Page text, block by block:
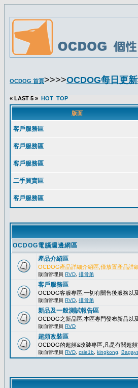
OCDOG 首頁>>>>OCDOG每日更
OCDOG電腦週邊網區
產品介紹區
OCDOG產品詳細介紹區,僅放置產品詳
版面管理員 RVD 排骨弟
客戶服務區
OCDOG客服專區,一切有關售後服務以
版面管理員 RVD 排骨弟
新品及一般測試報告區
OCDOG之新品區,本區專門發布新品以
版面管理員 RVD
超頻改裝區
OCDOG的超頻&改裝專區,凡是有關超
版面管理員 RVD csie1b kingkong